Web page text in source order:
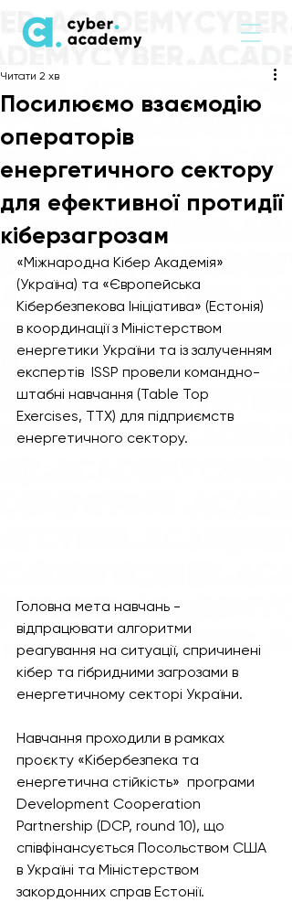
Посилюємо взаємодію
операторів
енергетичного сектору
для ефективної протидії
кіберзагрозам
Читати 2 хв
«Міжнародна Кібер Академія»
(Україна) та «Європейська
Кібербезпекова Ініціатива» (Естонія)
в координації з Міністерством
енергетики України та із залученням
експертів  ISSP провели командно-
штабні навчання (Table Top
Exercises, TTX) для підприємств
енергетичного сектору.
Головна мета навчань -
відпрацювати алгоритми
реагування на ситуації, спричинені
кібер та гібридними загрозами в
енергетичному секторі України.
Навчання проходили в рамках
проєкту «Кібербезпека та
енергетична стійкість»  програми
Development Cooperation
Partnership (DCP, round 10), що
співфінансується Посольством США
в Україні та Міністерством
закордонних справ Естонії.